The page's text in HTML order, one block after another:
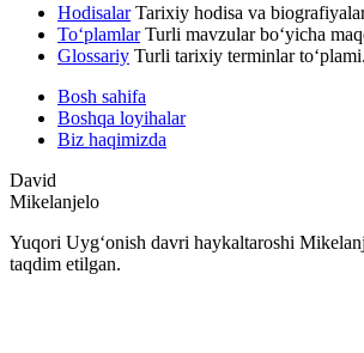
Hodisalar Tarixiy hodisa va
To‘plamlar Turli mavzular bo‘yicha
Glossariy Turli tarixiy terminlar to‘plami.
Bosh sahifa
Boshqa loyihalar
Biz haqimizda
David
Mikelanjelo
Yuqori Uygʻonish davri haykaltaroshi
taqdim etilgan.